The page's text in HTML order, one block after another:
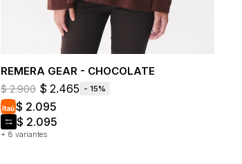
REMERA GEAR - CHOCOLATE
+ 8 variantes
$ 2.900 $ 2.465 15
$ 2.095
$ 2.095